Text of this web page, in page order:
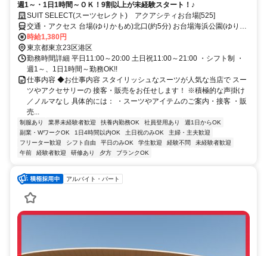
週1～・1日1時間～ＯＫ！9割以上が未経験スタート！♪
SUIT SELECT(スーツセレクト) アクアシティお台場[525]
交通・アクセス 台場(ゆりかもめ)北口(約5分) お台場海浜公園(ゆりか
もめ)北口(約8分) 東京テレポート(りんかい線)B出口(約9分)
時給1,380円
東京都東京23区港区
勤務時間詳細 平日11:00～20:00 土日祝11:00～21:00 ・シフト制 ・
週1～、1日1時間～勤務OK!!
仕事内容 ◆お仕事内容 スタイリッシュなスーツが人気な当店で スー
ツやアクセサリーの 接客・販売をお任せします！ ※積極的な声掛け
／ノルマなし 具体的には： ・スーツやアイテムのご案内・接客 ・販
売...
制服あり 業界未経験者歓迎 扶養内勤務OK 社員登用あり
週1日からOK
副業・WワークOK
1日4時間以内OK 土日祝のみOK
主婦・主夫歓迎
フリーター歓迎
シフト自由 平日のみOK 学生歓迎 経験不問
未経験者歓迎
午前
経験者歓迎 研修あり 夕方 ブランクOK
アルバイト・パート